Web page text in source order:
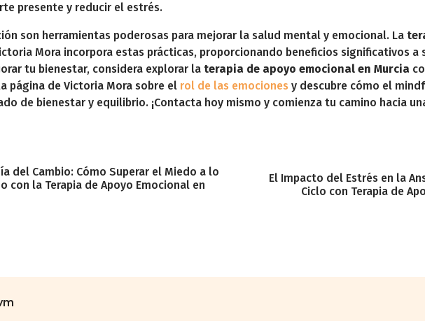
presente y reducir el estrés.
son herramientas poderosas para mejorar la salud mental y emocional. La
Mora incorpora estas prácticas, proporcionando beneficios significativos a
tu bienestar, considera explorar la terapia de apoyo emocional en Murcia
página de Victoria Mora sobre el rol de las emociones y descubre cómo el
de bienestar y equilibrio. ¡Contacta hoy mismo y comienza tu camino hacia
del Cambio: Cómo Superar el Miedo a lo
con la Terapia de Apoyo Emocional en
El Impacto del Estrés en la
Ciclo con Terapia de